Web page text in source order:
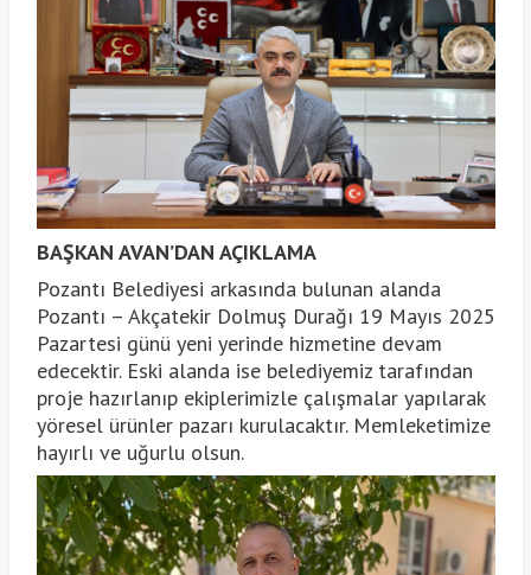
BAŞKAN AVAN’DAN AÇIKLAMA
Pozantı Belediyesi arkasında bulunan alanda
Pozantı – Akçatekir Dolmuş Durağı 19 Mayıs 2025
Pazartesi günü yeni yerinde hizmetine devam
edecektir. Eski alanda ise belediyemiz tarafından
proje hazırlanıp ekiplerimizle çalışmalar yapılarak
yöresel ürünler pazarı kurulacaktır. Memleketimize
hayırlı ve uğurlu olsun.